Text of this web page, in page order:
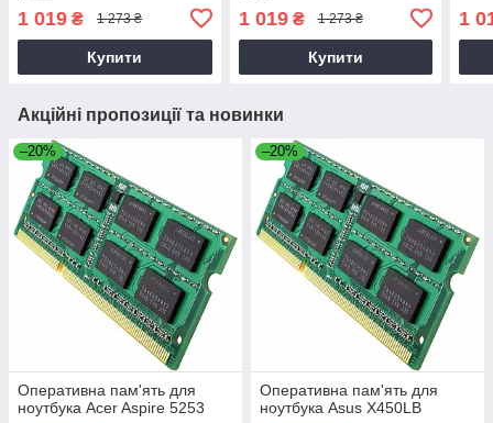
1 019 ₴ 1 273 ₴
Купити
1 019₴ 1 273 ₴
Купити
1
Акційні пропозиції та новинки
–20%
Оперативна пам'ять для
ноутбука Acer Aspire 5253
–20%
Оперативна пам'ять для
ноутбука Asus X450LB